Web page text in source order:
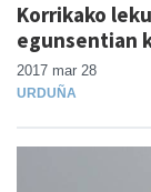
Korrikako
egunsentian
2017 mar 28
URDUÑA